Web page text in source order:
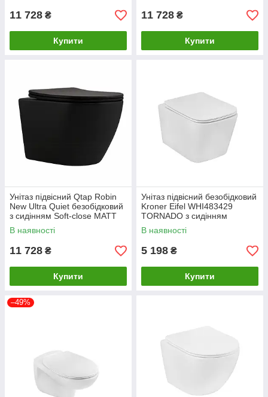
11 728 ₴
Купити
11 728 ₴
Купити
Унітаз підвісний Qtap Robin
New Ultra Quiet безобідковий
з сидінням Soft-close MATT
BLACK QT13332381АSMB
В наявності
11 728 ₴
Купити
Унітаз підвісний безобідковий
Kroner Eifel WHI483429
TORNADO з сидінням
(KE483429WHIT)
В наявності
5 198 ₴
Купити
–49%